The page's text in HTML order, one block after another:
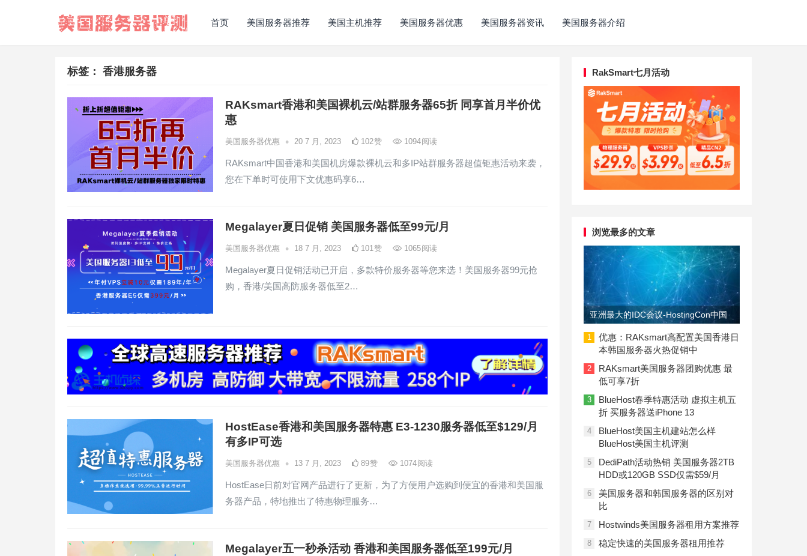
首页 美国服务器推荐 美国主机推荐 美国服务器优惠 美国服务器资讯 美国服务器介绍
标签： 香港服务器
RAKsmart香港和美国裸机云/站群服务器65折 同享首月半价优
惠
美国服务器优惠 • 20 7 月, 2023 102赞 1094阅读
RAKsmart中国香港和美国机房爆款裸机云和多IP站群服务器超值钜惠活动来袭，
您在下单时可使用下文优惠码享6…
Megalayer夏日促销 美国服务器低至99元/月
美国服务器优惠 • 18 7 月, 2023 101赞 1065阅读
Megalayer夏日促销活动已开启，多款特价服务器等您来选！美国服务器99元抢
购，香港/美国高防服务器低至2…
HostEase香港和美国服务器特惠 E3-1230服务器低至$129/月
有多IP可选
美国服务器优惠 • 13 7 月, 2023 89赞 1074阅读
HostEase日前对官网产品进行了更新，为了方便用户选购到便宜的香港和美国服
务器产品，特地推出了特惠物理服务…
Megalayer五一秒杀活动 香港和美国服务器低至199元/月
RakSmart七月活动
浏览最多的文章
亚洲最大的IDC会议-HostingCon中国
即将召开
1
优惠：RAKsmart高配置美国香港日
本韩国服务器火热促销中
2
RAKsmart美国服务器团购优惠 最
低可享7折
3
BlueHost春季特惠活动 虚拟主机五
折 买服务器送iPhone 13
4
BlueHost美国主机建站怎么样
BlueHost美国主机评测
5
DediPath活动热销 美国服务器2TB
HDD或120GB SSD仅需$59/月
6
美国服务器和韩国服务器的区别对
比
7 Hostwinds美国服务器租用方案推荐
8 稳定快速的美国服务器租用推荐